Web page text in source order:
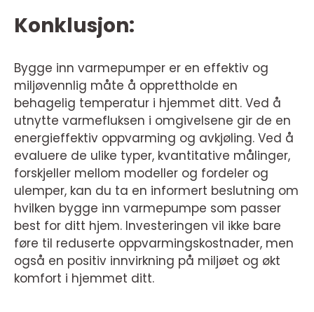
Konklusjon:
Bygge inn varmepumper er en effektiv og
miljøvennlig måte å opprettholde en
behagelig temperatur i hjemmet ditt. Ved å
utnytte varmefluksen i omgivelsene gir de en
energieffektiv oppvarming og avkjøling. Ved å
evaluere de ulike typer, kvantitative målinger,
forskjeller mellom modeller og fordeler og
ulemper, kan du ta en informert beslutning om
hvilken bygge inn varmepumpe som passer
best for ditt hjem. Investeringen vil ikke bare
føre til reduserte oppvarmingskostnader, men
også en positiv innvirkning på miljøet og økt
komfort i hjemmet ditt.